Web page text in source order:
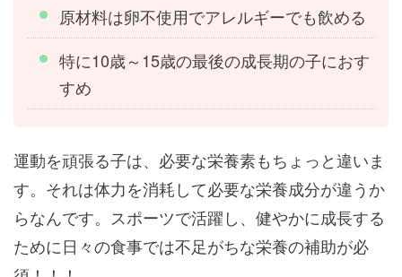
原材料は卵不使用でアレルギーでも飲める
特に10歳～15歳の最後の成長期の子におす
すめ
運動を頑張る子は、必要な栄養素もちょっと違いま
す。それは体力を消耗して必要な栄養成分が違うか
らなんです。スポーツで活躍し、健やかに成長する
ために日々の食事では不足がちな栄養の補助が必